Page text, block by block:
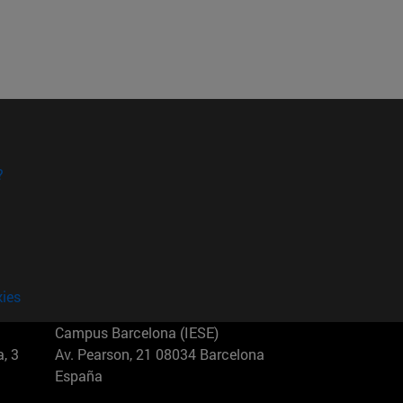
3
Campus Barcelona (IESE)
Av. Pearson, 21 08034 Barcelona
España